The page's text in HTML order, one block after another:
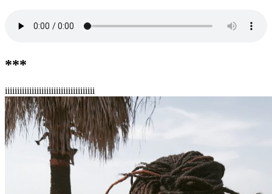
***
iiiiiiiiiiiiiiiiiiiiiiiiiiiiiiiiiiiii